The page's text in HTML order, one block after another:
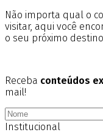
Não importa qual o
visitar, aqui você
o seu próximo
Receba conteúdos
mail!
Institucional